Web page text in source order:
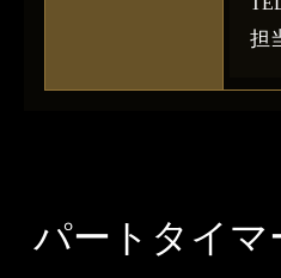
担
パートタイマ